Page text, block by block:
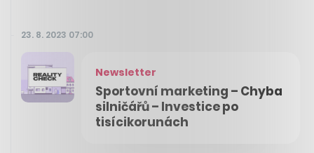
23. 8. 2023 07:00
Newsletter
Sportovní marketing – Chyba
silničářů – Investice po
tisícikorunách